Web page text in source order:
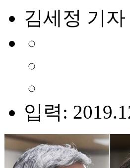
김세정 기자
입력: